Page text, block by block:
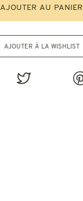
ajouter au panier
ajouter à la wishlist